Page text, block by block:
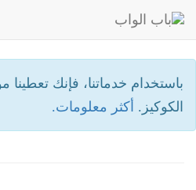
باستخدام خدماتنا، فإنك تعطينا
الكوكيز. أكثر معلومات.